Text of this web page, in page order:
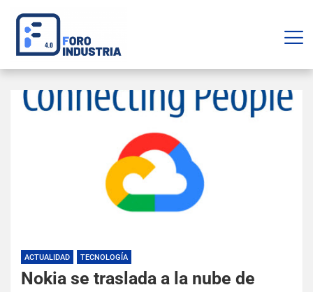
ACTUALIDAD TECNOLOGÍA
Nokia se traslada a la nube de